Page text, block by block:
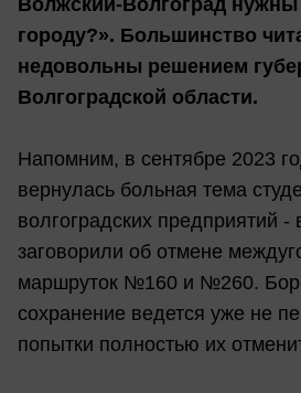
городу?». Большинство
недовольны решением
Волгоградской области.
Напомним, в сентябре 2023
вернулась больная тема
волгоградских предприятий -
заговорили об отмене
маршруток №160 и №260.
сохранение ведется уже не
попытки полностью их